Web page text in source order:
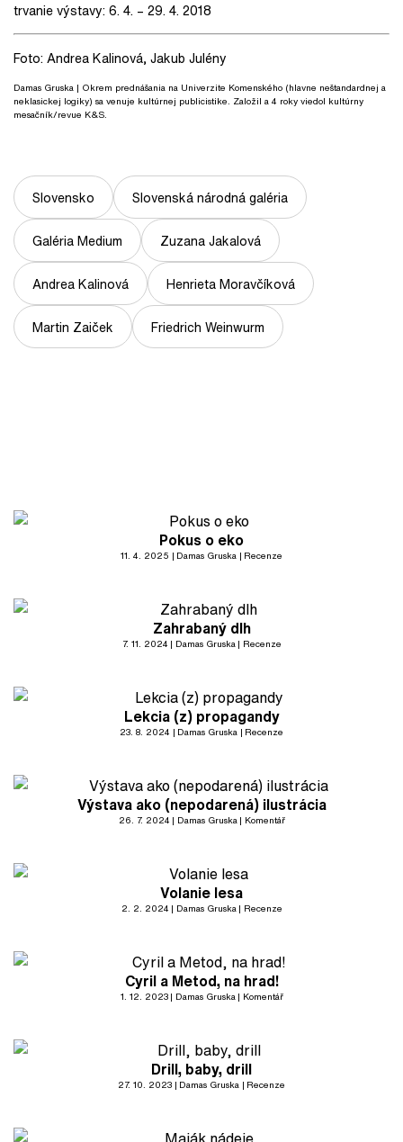
trvanie výstavy: 6. 4. – 29. 4. 2018
Foto: Andrea Kalinová, Jakub Julény
Damas Gruska | Okrem prednášania na Univerzite Komenského (hlavne neštandardnej a
neklasickej logiky) sa venuje kultúrnej publicistike. Založil a 4 roky viedol kultúrny
mesačník/revue K&S.
Slovensko Slovenská národná galéria
Galéria Medium Zuzana Jakalová
Andrea Kalinová Henrieta Moravčíková
Martin Zaiček Friedrich Weinwurm
Pokus o eko
11. 4. 2025 Damas Gruska Recenze
Zahrabaný dlh
7. 11. 2024 Damas Gruska Recenze
Lekcia (z) propagandy
23. 8. 2024 Damas Gruska Recenze
Výstava ako (nepodarená) ilustrácia
26. 7. 2024 Damas Gruska Komentář
Volanie lesa
2. 2. 2024 Damas Gruska Recenze
Cyril a Metod, na hrad!
1. 12. 2023 Damas Gruska Komentář
Drill, baby, drill
27. 10. 2023 Damas Gruska Recenze